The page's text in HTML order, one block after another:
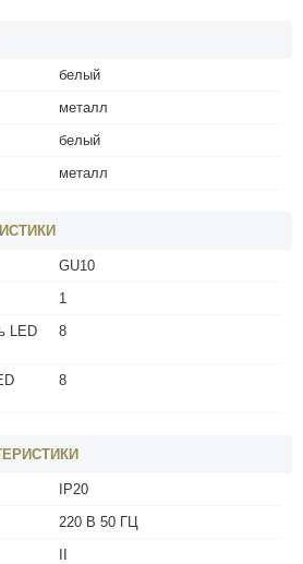
белый
металл
белый
металл
GU10
1
LED
8
8
IP20
220 В 50 ГЦ
II